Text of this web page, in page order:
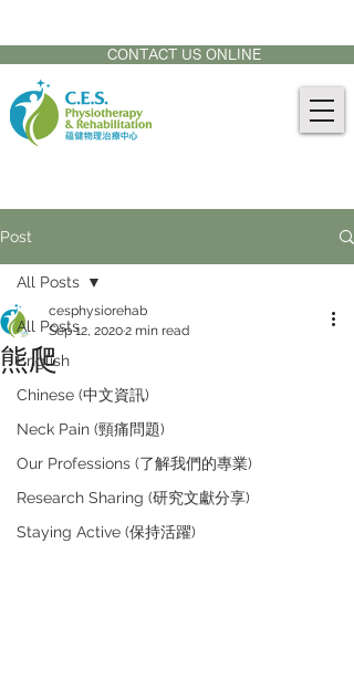
CONTACT US ONLINE
Post
All Posts
English
Chinese (中文資訊)
Neck Pain (頸痛問題)
Our Professions (了解我們的專業)
Research Sharing (研究文獻分享)
Staying Active (保持活躍)
All Posts
熊爬
cesphysiorehab
Sep 12, 20202 min read